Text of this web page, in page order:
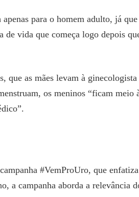
para o homem adulto, já que
vida que começa logo depois
que as mães levam à ginecologista
os meninos “ficam meio
#VemProUro, que
a campanha aborda a relevância